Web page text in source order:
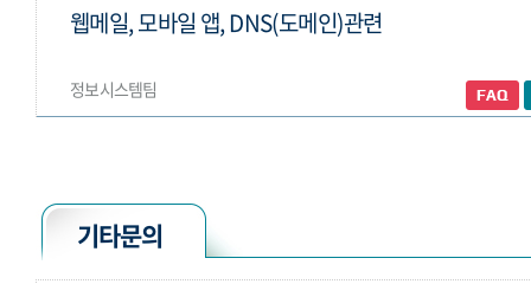
정보시스템팀
웹메일, 모바일 앱, DNS(도메인)관련
기타문의